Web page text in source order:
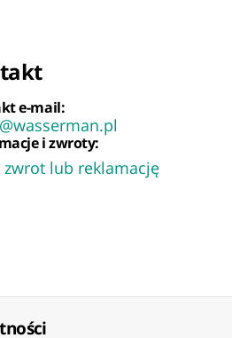
e-mail:
i zwroty:
zwrot lub reklamację